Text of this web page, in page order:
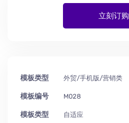
立刻订购
模板类型 外贸/手机版/营销类
模板编号 M028
模板类型 自适应